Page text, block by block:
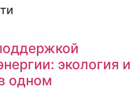
экология и
одном